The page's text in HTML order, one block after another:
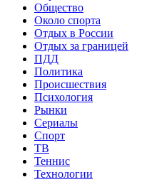
Общество
Около спорта
Отдых в России
Отдых за границей
ПДД
Политика
Происшествия
Психология
Рынки
Сериалы
Спорт
ТВ
Теннис
Технологии